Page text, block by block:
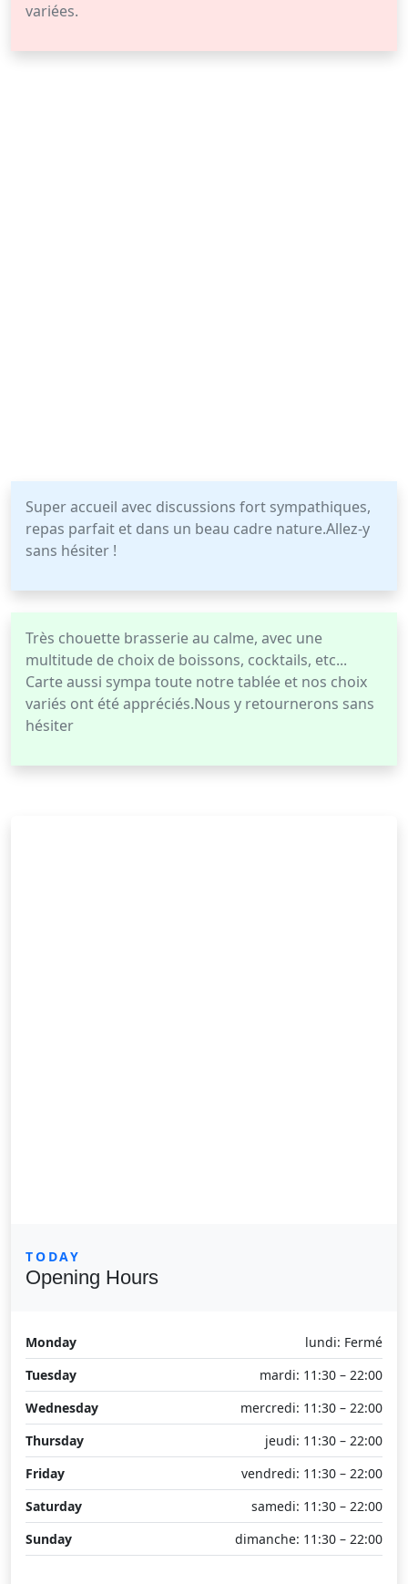
variées.
Super accueil avec discussions fort sympathiques,
repas parfait et dans un beau cadre nature.Allez-y
sans hésiter !
Très chouette brasserie au calme, avec une
multitude de choix de boissons, cocktails, etc...
Carte aussi sympa toute notre tablée et nos choix
variés ont été appréciés.Nous y retournerons sans
hésiter
TODAY
Opening Hours
Monday
lundi: Fermé
Tuesday
mardi: 11:30 – 22:00
Wednesday
mercredi: 11:30 – 22:00
Thursday
jeudi: 11:30 – 22:00
Friday
vendredi: 11:30 – 22:00
Saturday
samedi: 11:30 – 22:00
Sunday
dimanche: 11:30 – 22:00